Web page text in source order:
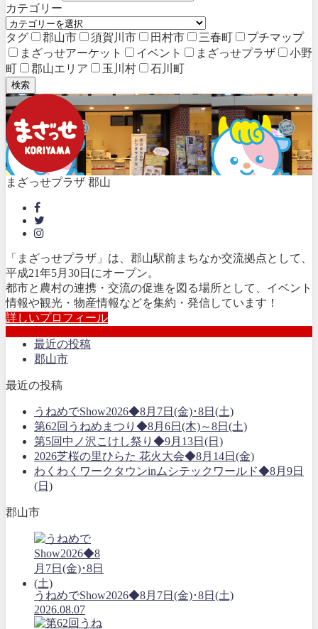
カテゴリー
タグ 郡山市 須賀川市 田村市 三春町
プチマップ
まざっせアーケット
イベント まざっせプラザ
小野
町
郡山エリア 玉川村 石川町
検索
まざっせプラザ 郡山
「まざっせプラザ」は、郡山駅前まちなか交流拠点として、
平成21年5月30日にオープン。
都市と農村の連携・交流の促進を図る場所として、イベント
情報や観光・物産情報などを集約・発信しています！
詳しいプロフィール
最近の投稿
郡山市
最近の投稿
うねめでShow2026◆8月7日(金)･8日(土)
第62回うねめまつり◆8月6日(木)～8日(土)
第5回中ノ沢こけし祭り◆9月13日(日)
2026芝桜の里ひらた 花火大会◆8月14日(金)
わくわくワークタウンinムシテックワールド◆8月9日
(日)
郡山市
うねめでShow2026◆8月7日(金)･8日(土)
2026.08.07